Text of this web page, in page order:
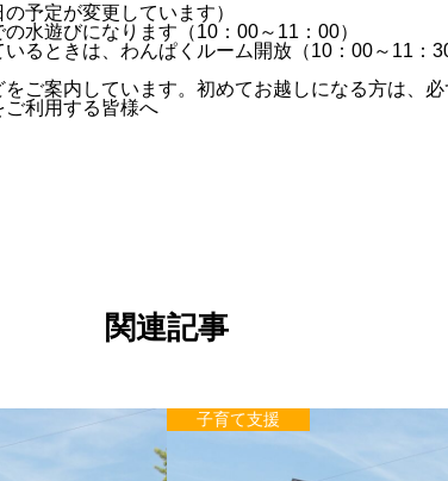
の予定が変更しています）
水遊びになります（10：00～11：00）
るときは、わんぱくルーム開放（10：00～11：
ご案内しています。初めてお越しになる方は、必
利用する皆様へ
関連記事
子育て支援